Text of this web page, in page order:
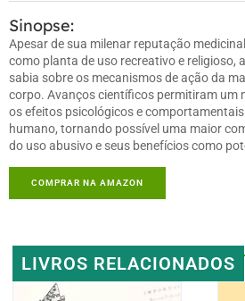
Sinopse:
Apesar de sua milenar reputação
como planta de uso recreativo e religioso,
sabia sobre os mecanismos de ação da
corpo. Avanços científicos permitiram um
os efeitos psicológicos e
humano, tornando possível uma maior
do uso abusivo e seus benefícios como
COMPRAR NA AMAZON
LIVROS RELACIONADOS